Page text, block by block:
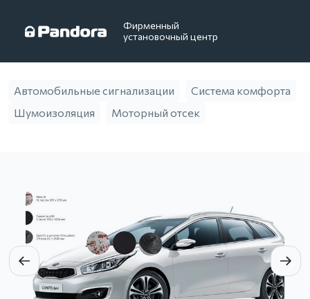
Фирменный
установочный центр
Автомобильные сигнализации
Система комфорта
Шумоизоляция
Моторный отсек